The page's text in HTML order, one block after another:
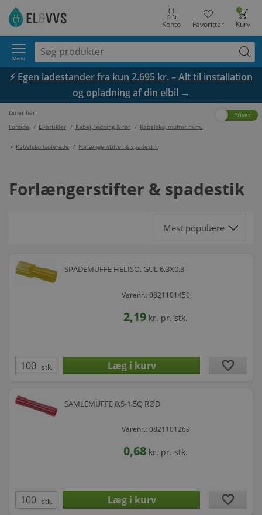
0
Kurv
Favoritter
Konto
Menu
⚡ Egen ladestander fra kun 2.695 kr. – Alt til installation
og opladning af din elbil →
Du er her:
Forside / El-artikler / Kabel, ledning & rør / Kabelsko, muffer m.m.
/ Kabelsko isolerede / Forlængerstifter & spadestik
Privat
Forlængerstifter & spadestik
SPADEMUFFE HELISO. GUL 6,3X0,8
Varenr.: 0821101450
2,19 kr. pr. stk.
stk. favorite
SAMLEMUFFE 0,5-1,5Q RØD
Varenr.: 0821101269
0,68 kr. pr. stk.
stk. favorite